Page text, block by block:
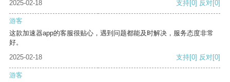
2025-02-18 支持[0] 反对[0]
游客
这款加速器app的客服很贴心，遇到问题都能及时解决，服务态度非常
好。
2025-02-18
支持[0] 反对[0]
游客